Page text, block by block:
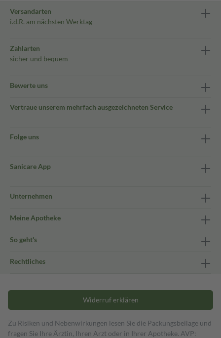
Versandarten
i.d.R. am nächsten Werktag
Zahlarten
sicher und bequem
Bewerte uns
Vertraue unserem mehrfach ausgezeichneten Service
Folge uns
Sanicare App
Unternehmen
Meine Apotheke
So geht's
Rechtliches
Widerruf erklären
Zu Risiken und Nebenwirkungen lesen Sie die Packungsbeilage und
fragen Sie Ihre Ärztin, Ihren Arzt oder in Ihrer Apotheke. AVP: